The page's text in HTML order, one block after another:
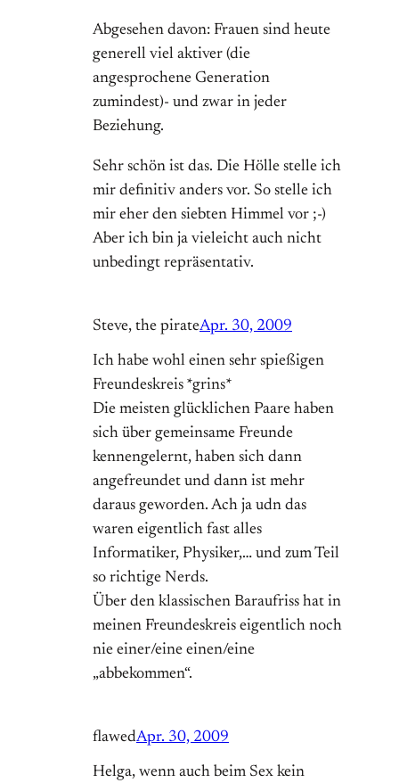
Abgesehen davon: Frauen sind heute
generell viel aktiver (die
angesprochene Generation
zumindest)- und zwar in jeder
Beziehung.
Sehr schön ist das. Die Hölle stelle ich
mir definitiv anders vor. So stelle ich
mir eher den siebten Himmel vor ;-)
Aber ich bin ja vieleicht auch nicht
unbedingt repräsentativ.
Steve, the pirateApr. 30, 2009
Ich habe wohl einen sehr spießigen
Freundeskreis *grins*
Die meisten glücklichen Paare haben
sich über gemeinsame Freunde
kennengelernt, haben sich dann
angefreundet und dann ist mehr
daraus geworden. Ach ja udn das
waren eigentlich fast alles
Informatiker, Physiker,… und zum Teil
so richtige Nerds.
Über den klassischen Baraufriss hat in
meinen Freundeskreis eigentlich noch
nie einer/eine einen/eine
„abbekommen“.
flawedApr. 30, 2009
Helga, wenn auch beim Sex kein